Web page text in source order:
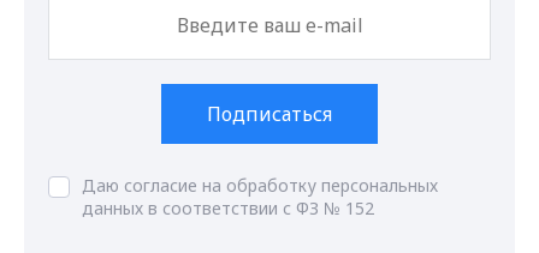
Подписаться
Даю согласие на обработку персональных
данных в соответствии с ФЗ № 152